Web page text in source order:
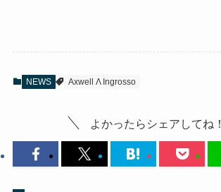
NEWS Axwell Λ Ingrosso
よかったらシェアしてね！